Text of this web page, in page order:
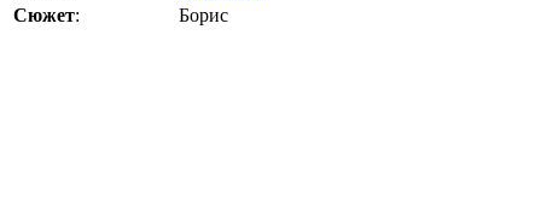
Сюжет: Борис